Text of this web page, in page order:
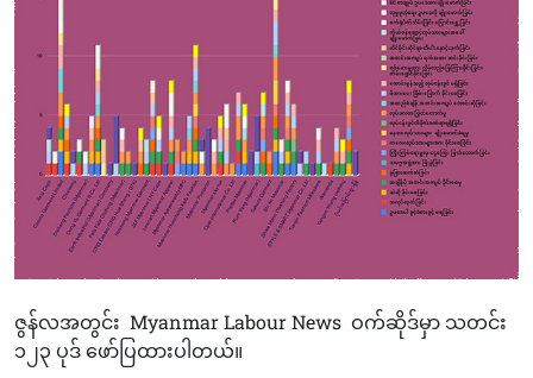
ဇွန်လအတွင်း Myanmar Labour News ဝက်ဆိုဒ်မှာ သတင်း
၁၂၃ ပုဒ် ဖော်ပြထားပါတယ်။